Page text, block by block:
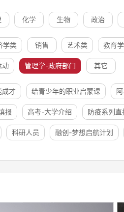
化学 生物 政治
学类 销售 艺术类 教育学
动 管理学-政府部门 其它
成才 给青少年的职业启蒙课
报 高考-大学介绍 防疫系列直
科研人员 融创-梦想启航计划